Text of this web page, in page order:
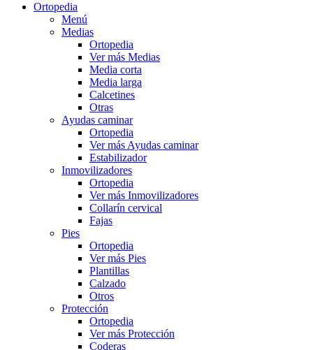
Ortopedia
Menú
Medias
Ortopedia
Ver más Medias
Media corta
Media larga
Calcetines
Otras
Ayudas caminar
Ortopedia
Ver más Ayudas caminar
Estabilizador
Inmovilizadores
Ortopedia
Ver más Inmovilizadores
Collarín cervical
Fajas
Pies
Ortopedia
Ver más Pies
Plantillas
Calzado
Otros
Protección
Ortopedia
Ver más Protección
Coderas